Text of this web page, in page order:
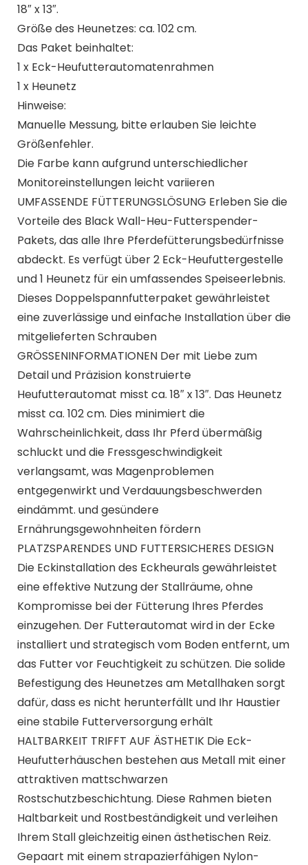
18″ x 13″.
Größe des Heunetzes: ca. 102 cm.
Das Paket beinhaltet:
1 x Eck-Heufutterautomatenrahmen
1 x Heunetz
Hinweise:
Manuelle Messung, bitte erlauben Sie leichte
Größenfehler.
Die Farbe kann aufgrund unterschiedlicher
Monitoreinstellungen leicht variieren
UMFASSENDE FÜTTERUNGSLÖSUNG Erleben Sie die
Vorteile des Black Wall-Heu-Futterspender-
Pakets, das alle Ihre Pferdefütterungsbedürfnisse
abdeckt. Es verfügt über 2 Eck-Heufuttergestelle
und 1 Heunetz für ein umfassendes Speiseerlebnis.
Dieses Doppelspannfutterpaket gewährleistet
eine zuverlässige und einfache Installation über die
mitgelieferten Schrauben
GRÖSSENINFORMATIONEN Der mit Liebe zum
Detail und Präzision konstruierte
Heufutterautomat misst ca. 18″ x 13″. Das Heunetz
misst ca. 102 cm. Dies minimiert die
Wahrscheinlichkeit, dass Ihr Pferd übermäßig
schluckt und die Fressgeschwindigkeit
verlangsamt, was Magenproblemen
entgegenwirkt und Verdauungsbeschwerden
eindämmt. und gesündere
Ernährungsgewohnheiten fördern
PLATZSPARENDES UND FUTTERSICHERES DESIGN
Die Eckinstallation des Eckheurals gewährleistet
eine effektive Nutzung der Stallräume, ohne
Kompromisse bei der Fütterung Ihres Pferdes
einzugehen. Der Futterautomat wird in der Ecke
installiert und strategisch vom Boden entfernt, um
das Futter vor Feuchtigkeit zu schützen. Die solide
Befestigung des Heunetzes am Metallhaken sorgt
dafür, dass es nicht herunterfällt und Ihr Haustier
eine stabile Futterversorgung erhält
HALTBARKEIT TRIFFT AUF ÄSTHETIK Die Eck-
Heufutterhäuschen bestehen aus Metall mit einer
attraktiven mattschwarzen
Rostschutzbeschichtung. Diese Rahmen bieten
Haltbarkeit und Rostbeständigkeit und verleihen
Ihrem Stall gleichzeitig einen ästhetischen Reiz.
Gepaart mit einem strapazierfähigen Nylon-